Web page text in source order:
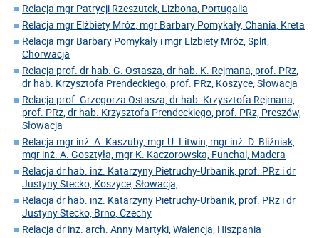
Relacja mgr Patrycji Rzeszutek, Lizbona, Portugalia
Relacja mgr Elżbiety Mróz, mgr Barbary Pomykały, Chania, Kreta
Relacja mgr Barbary Pomykały i mgr Elżbiety Mróz, Split,
Chorwacja
Relacja prof. dr hab. G. Ostasza, dr hab. K. Rejmana, prof. PRz,
dr hab. Krzysztofa Prendeckiego, prof. PRz, Koszyce, Słowacja
Relacja prof. Grzegorza Ostasza, dr hab. Krzysztofa Rejmana,
prof. PRz, dr hab. Krzysztofa Prendeckiego, prof. PRz, Preszów,
Słowacja
Relacja mgr inż. A. Kaszuby, mgr U. Litwin, mgr inż. D. Bliźniak,
mgr inż. A. Gosztyła, mgr K. Kaczorowska, Funchal, Madera
Relacja dr hab. inż. Katarzyny Pietruchy-Urbanik, prof. PRz i dr
Justyny Stecko, Koszyce, Słowacja,
Relacja dr hab. inż. Katarzyny Pietruchy-Urbanik, prof. PRz i dr
Justyny Stecko, Brno, Czechy
Relacja dr inż. arch. Anny Martyki, Walencja, Hiszpania